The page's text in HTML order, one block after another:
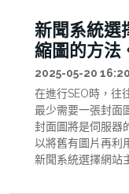
新聞系統選
縮圖的方法
2025-05-20
在進行SEO時，往
最少需要一張封面
封面圖將是伺服器
以將舊有圖片再利
新聞系統選擇網站